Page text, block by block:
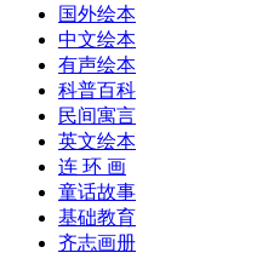
国外绘本
中文绘本
有声绘本
科普百科
民间寓言
英文绘本
连 环 画
童话故事
基础教育
齐志画册